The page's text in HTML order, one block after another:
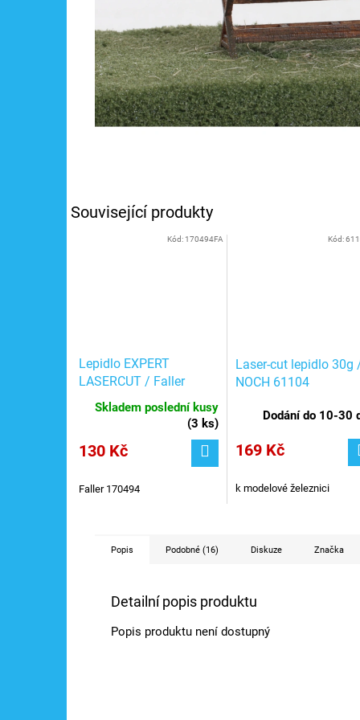
Související produkty
Lepidlo EXPERT
LASERCUT / Faller
170494
Skladem poslední kusy
(3 ks)
130 Kč
Faller 170494
Kód: 170494FA
Laser-cut lepidlo 30g
NOCH 61104
Dodání do 10-30
169 Kč
k modelové železnici
Kód:
Popis Podobné (16) Diskuze Značka
Detailní popis produktu
Popis produktu není dostupný